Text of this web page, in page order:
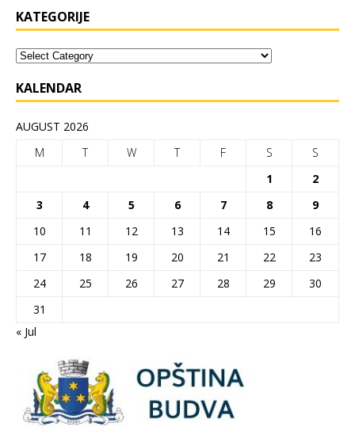
KATEGORIJE
KALENDAR
AUGUST 2026
M
T W T F S
S
1
2
3
4 5 6 7 8
9
10
11 12 13 14 15
16
17
18 19 20 21 22
23
24
25 26 27 28 29
30
31
« Jul